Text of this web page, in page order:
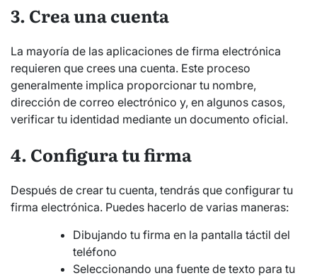
3. Crea una cuenta
La mayoría de las aplicaciones de firma electrónica
requieren que crees una cuenta. Este proceso
generalmente implica proporcionar tu nombre,
dirección de correo electrónico y, en algunos casos,
verificar tu identidad mediante un documento oficial.
4. Configura tu firma
Después de crear tu cuenta, tendrás que configurar tu
firma electrónica. Puedes hacerlo de varias maneras:
Dibujando tu firma en la pantalla táctil del
teléfono
Seleccionando una fuente de texto para tu